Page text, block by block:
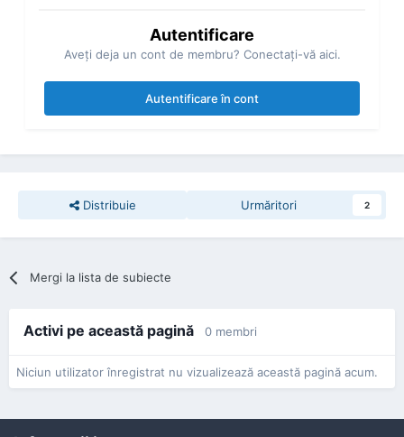
Autentificare
Aveţi deja un cont de membru? Conectaţi-vă aici.
Autentificare în cont
Distribuie Urmăritori 2
Mergi la lista de subiecte
Activi pe această pagină 0 membri
Niciun utilizator înregistrat nu vizualizează această pagină acum.